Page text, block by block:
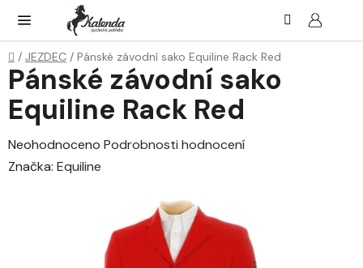
obsah
Domů
/ JEZDEC / Pánské závodní sako Equiline Rack Red
Pánské závodní sako
Equiline Rack Red
Průměrné
hodnocení
Neohodnoceno Podrobnosti hodnocení
Značka: Equiline